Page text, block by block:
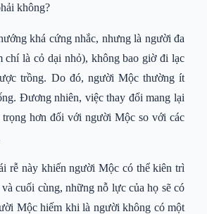
không?
khá cứng nhắc, nhưng là người đa
chí là cỏ dại nhỏ), không bao giờ đi lạc
trồng. Do đó, người Mộc thường ít
Đương nhiên, việc thay đổi mang lại
trọng hơn đối với người Mộc so với các
rễ này khiến người Mộc có thể kiên trì
cuối cùng, những nỗ lực của họ sẽ có
Mộc hiếm khi là người không có một